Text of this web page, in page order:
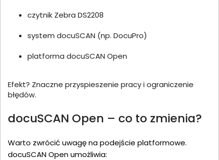
czytnik Zebra DS2208
system docuSCAN (np. DocuPro)
platforma docuSCAN Open
Efekt? Znaczne przyspieszenie pracy i ograniczenie
błędów.
docuSCAN Open – co to zmienia?
Warto zwrócić uwagę na podejście platformowe.
docuSCAN Open umożliwia: